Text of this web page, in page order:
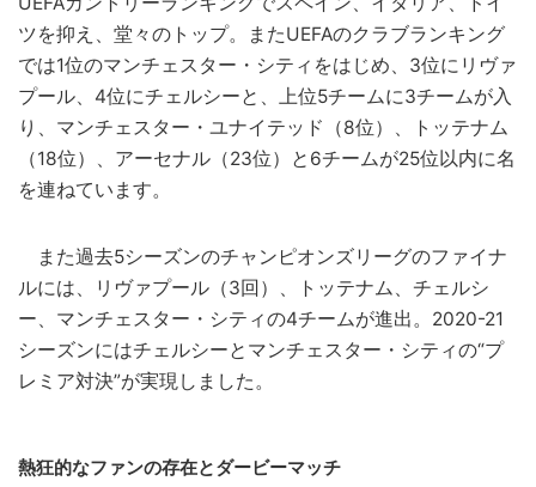
ツを抑え、堂々のトップ。またUEFAのクラブランキング
では1位のマンチェスター・シティをはじめ、3位にリヴァ
プール、4位にチェルシーと、上位5チームに3チームが入
り、マンチェスター・ユナイテッド（8位）、トッテナム
（18位）、アーセナル（23位）と6チームが25位以内に名
を連ねています。
また過去5シーズンのチャンピオンズリーグのファイナ
ルには、リヴァプール（3回）、トッテナム、チェルシ
ー、マンチェスター・シティの4チームが進出。2020-21
シーズンにはチェルシーとマンチェスター・シティの“プ
レミア対決”が実現しました。
熱狂的なファンの存在とダービーマッチ